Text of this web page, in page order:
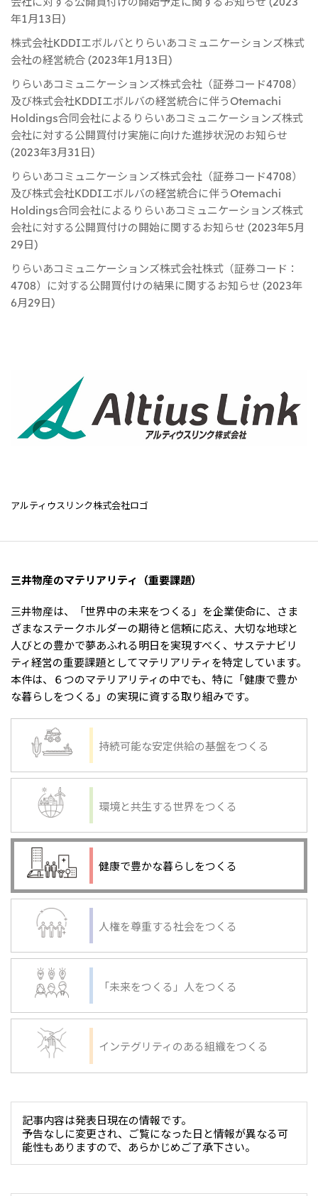
年1月13日)
株式会社KDDIエボルバとりらいあコミュニケーションズ株式
会社の経営統合 (2023年1月13日)
りらいあコミュニケーションズ株式会社（証券コード4708）
及び株式会社KDDIエボルバの経営統合に伴うOtemachi
Holdings合同会社によるりらいあコミュニケーションズ株式
会社に対する公開買付け実施に向けた進捗状況のお知らせ
(2023年3月31日)
りらいあコミュニケーションズ株式会社（証券コード4708）
及び株式会社KDDIエボルバの経営統合に伴うOtemachi
Holdings合同会社によるりらいあコミュニケーションズ株式
会社に対する公開買付けの開始に関するお知らせ (2023年5月
29日)
りらいあコミュニケーションズ株式会社株式（証券コード：
4708）に対する公開買付けの結果に関するお知らせ (2023年
6月29日)
アルティウスリンク株式会社ロゴ
三井物産のマテリアリティ（重要課題）
三井物産は、「世界中の未来をつくる」を企業使命に、さま
ざまなステークホルダーの期待と信頼に応え、大切な地球と
人びとの豊かで夢あふれる明日を実現すべく、サステナビリ
ティ経営の重要課題としてマテリアリティを特定しています。
本件は、６つのマテリアリティの中でも、特に「健康で豊か
な暮らしをつくる」の実現に資する取り組みです。
持続可能な安定供給の基盤をつくる
環境と共生する世界をつくる
健康で豊かな暮らしをつくる
人権を尊重する社会をつくる
「未来をつくる」人をつくる
インテグリティのある組織をつくる
記事内容は発表日現在の情報です。
予告なしに変更され、ご覧になった日と情報が異なる可
能性もありますので、あらかじめご了承下さい。